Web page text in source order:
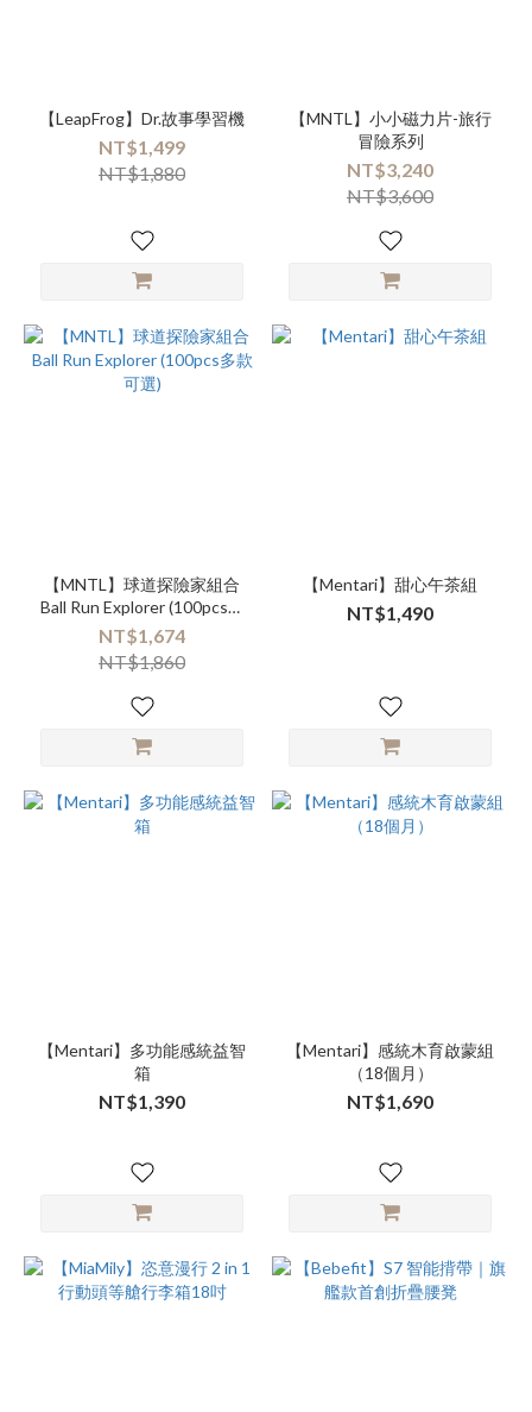
【LeapFrog】Dr.故事學習機
NT$1,499
NT$1,880
【MNTL】小小磁力片-旅行
冒險系列
NT$3,240
NT$3,600
【MNTL】球道探險家組合
Ball Run Explorer (100pcs多
款可選)
NT$1,674
NT$1,860
【Mentari】甜心午茶組
NT$1,490
【Mentari】多功能感統益智
箱
NT$1,390
【Mentari】感統木育啟蒙組
（18個月）
NT$1,690